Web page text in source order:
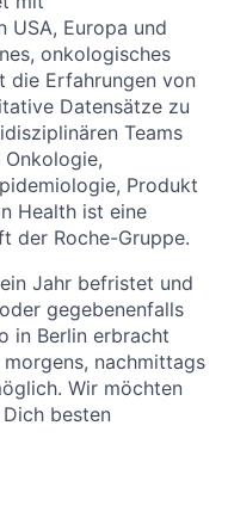
USA, Europa und
onkologisches
die Erfahrungen von
Datensätze zu
Teams
Produkt
Health ist eine
der Roche-Gruppe.
Jahr befristet und
gegebenenfalls
in Berlin erbracht
nachmittags
Wir möchten
besten